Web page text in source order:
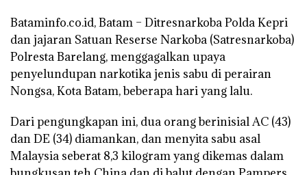
Bataminfo.co.id, Batam – Ditresnarkoba Polda Kepri
dan jajaran Satuan Reserse Narkoba (Satresnarkoba)
Polresta Barelang, menggagalkan upaya
penyelundupan narkotika jenis sabu di perairan
Nongsa, Kota Batam, beberapa hari yang lalu.
Dari pengungkapan ini, dua orang berinisial AC (43)
dan DE (34) diamankan, dan menyita sabu asal
Malaysia seberat 8,3 kilogram yang dikemas dalam